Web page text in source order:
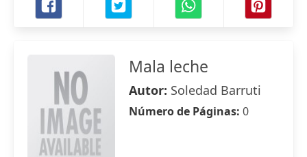
Mala leche
Autor: Soledad Barruti
Número de Páginas: 0